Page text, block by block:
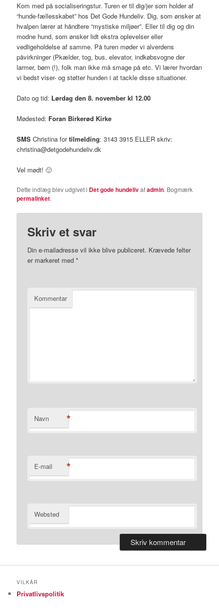
Kom med på socialiseringstur. Turen er til dig/jer som holder af
“hunde-fællesskabet” hos Det Gode Hundeliv. Dig, som ønsker at
hvalpen lærer at håndtere “mystiske miljøer”. Eller til dig og din
modne hund, som ønsker lidt ekstra oplevelser eller
vedligeholdelse af samme. På turen møder vi alverdens
påvirkninger (Pkælder, tog, bus, elevator, indkøbsvogne der
larmer, børn (!), folk man ikke må smage på etc. Vi lærer hvordan
vi bedst viser- og støtter hunden i at tackle disse situationer.
Dato og tid: Lørdag den 8. november kl 12.00
Mødested: Foran Birkerød Kirke
SMS Christina fortilmelding: 3143 3915 ELLER skriv:
christina@detgodehundeliv.dk
Vel mødt! 🙂
Dette indlæg blev udgivet i Det gode hundelivafadmin. Bogmærk
permalinket.
Skriv et svar
Din e-mailadresse vil ikke blive publiceret. Krævede felter
er markeret med*
Kommentar
Navn *
E-mail *
Websted
VILKÅR
Privatlivspolitik